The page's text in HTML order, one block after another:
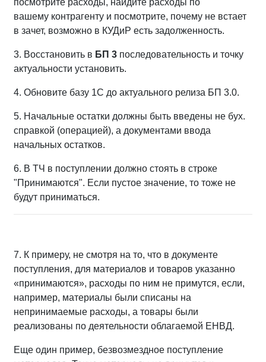
посмотрите расходы, найдите расходы по
вашему контрагенту и посмотрите, почему не встает
в зачет, возможно в КУДиР есть задолженность.
3. Восстановить в БП 3 последовательность и точку
актуальности установить.
4. Обновите базу 1С до актуального релиза БП 3.0.
5. Начальные остатки должны быть введены не бух.
справкой (операцией), а документами ввода
начальных остатков.
6. В ТЧ в поступлении должно стоять в строке
"Принимаются". Если пустое значение, то тоже не
будут приниматься.
7. К примеру, не смотря на то, что в документе
поступления, для материалов и товаров указанно
«принимаются», расходы по ним не примутся, если,
например, материалы были списаны на
непринимаемые расходы, а товары были
реализованы по деятельности облагаемой ЕНВД.
Еще один пример, безвозмездное поступление